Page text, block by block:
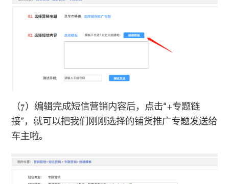
（7）编辑完成短信营销内容后，点击“+专题链
接”，就可以把我们刚刚选择的铺货推广专题发送给
车主啦。